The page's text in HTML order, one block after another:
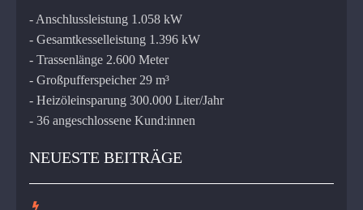
- Anschlussleistung 1.058 kW
- Gesamtkesselleistung 1.396 kW
- Trassenlänge 2.600 Meter
- Großpufferspeicher 29 m³
- Heizöleinsparung 300.000 Liter/Jahr
- 36 angeschlossene Kund:innen
NEUESTE BEITRÄGE